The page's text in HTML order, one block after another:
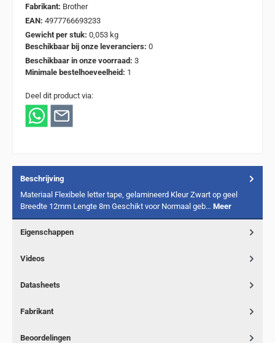
Fabrikant: Brother
EAN: 4977766693233
Gewicht per stuk: 0,053 kg
Beschikbaar bij onze leveranciers: 0
Beschikbaar in onze voorraad: 3
Minimale bestelhoeveelheid: 1
Deel dit product via:
Beschrijving
Materiaal Flexibele letter tape, gelamineerd Kleur Zwart op geel
Breedte 12mm Lengte 8m Geschikt voor Normaal geb… Meer
Eigenschappen
Videos
Datasheets
Fabrikant
Beoordelingen